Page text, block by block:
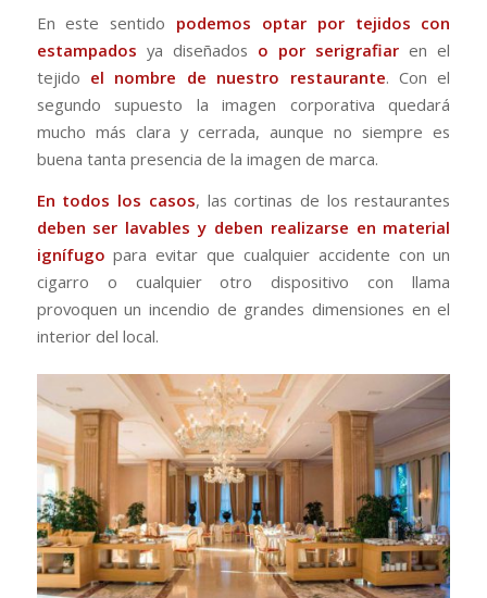
En este sentido podemos optar por tejidos con
estampados ya diseñados o por serigrafiar en el
tejido el nombre de nuestro restaurante. Con el
segundo supuesto la imagen corporativa quedará
mucho más clara y cerrada, aunque no siempre es
buena tanta presencia de la imagen de marca.
En todos los casos, las cortinas de los restaurantes
deben ser lavables y deben realizarse en material
ignífugo para evitar que cualquier accidente con un
cigarro o cualquier otro dispositivo con llama
provoquen un incendio de grandes dimensiones en el
interior del local.